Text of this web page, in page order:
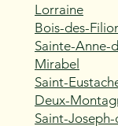
Lorraine
Bois-des-
Sainte-Anne-
Mirabel
Saint-
Deux-
Saint-